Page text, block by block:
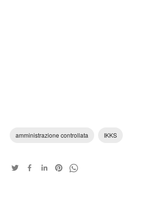
amministrazione controllata IKKS